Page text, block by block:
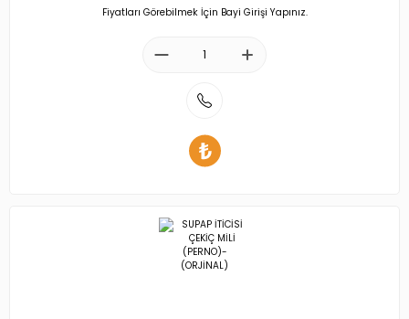
Fiyatları Görebilmek İçin Bayi Girişi Yapınız.